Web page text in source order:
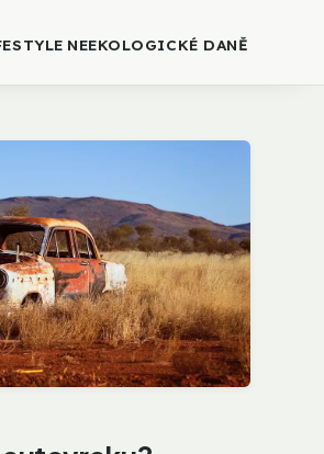
NEEKOLOGICKÉ DANĚ